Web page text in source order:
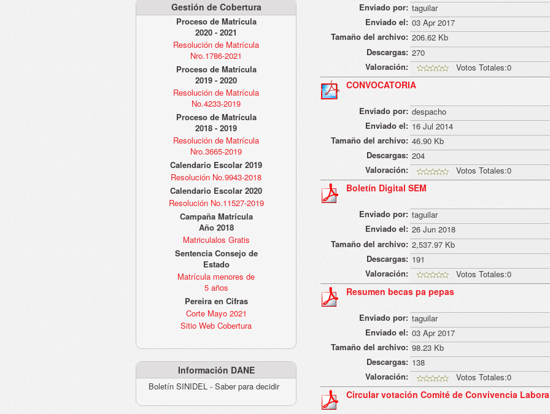
Gestión de Cobertura
Proceso de Matrícula
2020 - 2021
Resolución de Matrícula
Nro.1786-2021
Proceso de Matrícula
2019 - 2020
Resolución de Matrícula
No.4233-2019
Proceso de Matrícula
2018 - 2019
Resolución de Matrícula
Nro.3665-2019
Calendario Escolar 2019
Resolución No.9943-2018
Calendario Escolar 2020
Resolución No.11527-2019
Campaña Matrícula
Año 2018
Matriculalos Gratis
Sentencia Consejo de
Estado
Matrícula menores de
5 años
Pereira en Cifras
Corte Mayo 2021
Sitio Web Cobertura
Información DANE
Boletín SINIDEL - Saber para decidir
Enviado por: taguilar
Enviado el: 03 Apr 2017
Tamaño del archivo: 206.62 Kb
Descargas: 270
Valoración:
Votos Totales:0
CONVOCATORIA
Enviado por: despacho
Enviado el: 16 Jul 2014
Tamaño del archivo: 46.90 Kb
Descargas: 204
Valoración:
Votos Totales:0
Boletín Digital SEM
Enviado por: taguilar
Enviado el: 26 Jun 2018
Tamaño del archivo: 2,537.97 Kb
Descargas: 191
Valoración:
Votos Totales:0
Resumen becas pa pepas
Enviado por: taguilar
Enviado el: 03 Apr 2017
Tamaño del archivo: 98.23 Kb
Descargas: 138
Valoración:
Votos Totales:0
Circular votación Comité de Convivencia